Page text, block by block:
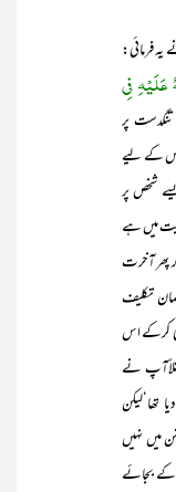
فِی
پر
اس کے لیے
شخص پر
میں ہے
پھر آخرت
تکلیف
کرکے اس
نے
میں نہیں
بجائے